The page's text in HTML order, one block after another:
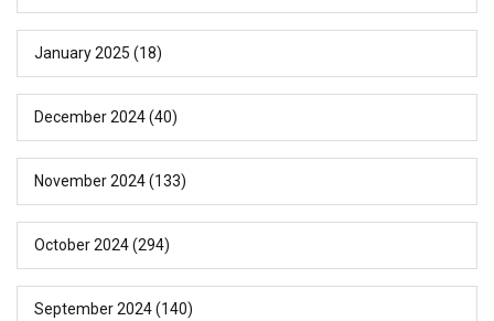
January 2025 (18)
December 2024(40)
November 2024(133)
October 2024(294)
September 2024(140)